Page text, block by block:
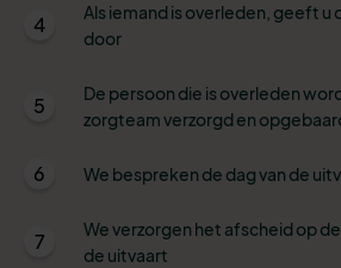
4
Als iemand is overleden, geeft u
door
5
De persoon die is overleden
zorgteam verzorgd en
6 We bespreken de dag van de
7
We verzorgen het afscheid op
de uitvaart